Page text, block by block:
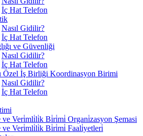
İç Hat Telefon
Nasıl Gidilir?
İç Hat Telefon
ve Güvenliği
Nasıl Gidilir?
İç Hat Telefon
Özel İş Birliği Koordinasyon Birimi
Nasıl Gidilir?
İç Hat Telefon
ve Veri̇mli̇li̇k Bi̇ri̇mi̇ Organi̇zasyon Şemasi
ve Veri̇mli̇li̇k Bi̇ri̇mi̇ Faali̇yetleri̇